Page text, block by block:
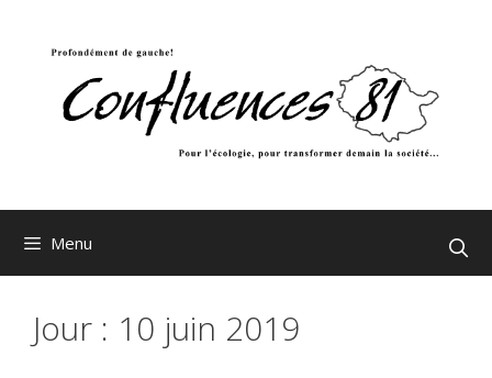
Menu
Jour : 10 juin 2019